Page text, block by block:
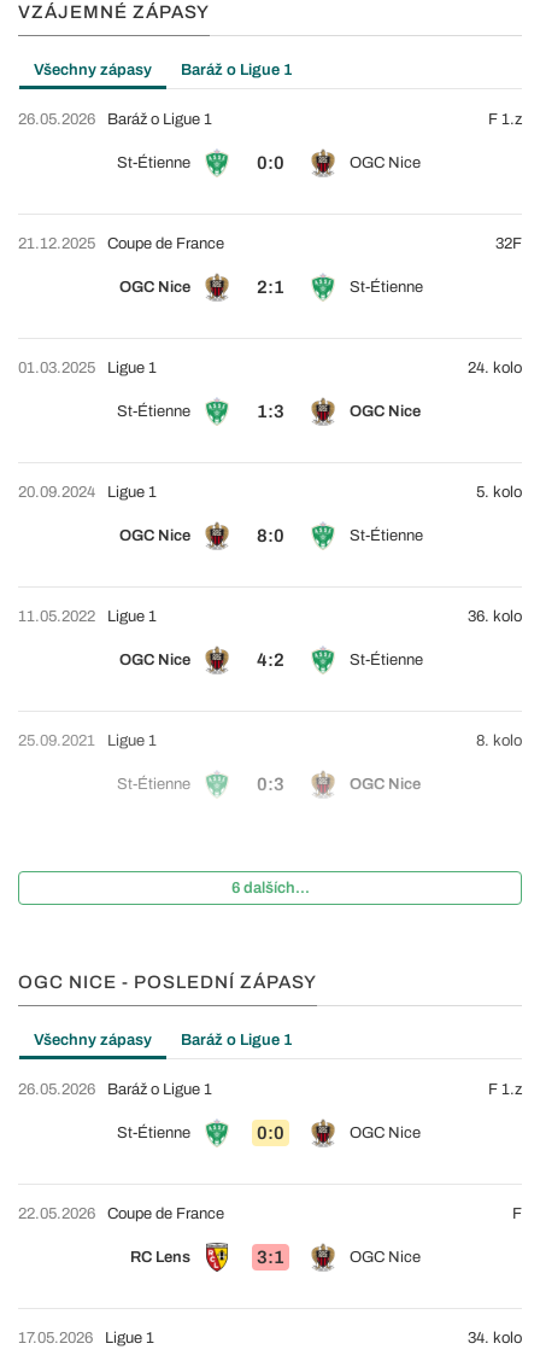
VZÁJEMNÉ ZÁPASY
Všechny zápasy Baráž o Ligue 1
26.05.2026
St-Étienne 0:0 OGC Nice
Baráž o Ligue 1 F 1.z
21.12.2025
OGC Nice 2:1 St-Étienne
Coupe de France 32F
01.03.2025
St-Étienne 1:3 OGC Nice
Ligue 1 24. kolo
20.09.2024
OGC Nice 8:0 St-Étienne
Ligue 1 5. kolo
11.05.2022
OGC Nice 4:2 St-Étienne
Ligue 1 36. kolo
25.09.2021
St-Étienne 0:3 OGC Nice
Ligue 1 8. kolo
6 dalších...
OGC NICE - POSLEDNÍ ZÁPASY
Všechny zápasy Baráž o Ligue 1
26.05.2026
St-Étienne 0:0 OGC Nice
Baráž o Ligue 1 F 1.z
22.05.2026
RC Lens 3:1 OGC Nice
Coupe de France F
17.05.2026 Ligue 1 34. kolo